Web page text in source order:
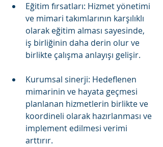
Eğitim fırsatları: Hizmet yönetimi
ve mimari takımlarının karşılıklı
olarak eğitim alması sayesinde,
iş birliğinin daha derin olur ve
birlikte çalışma anlayışı gelişir.
Kurumsal sinerji: Hedeflenen
mimarinin ve hayata geçmesi
planlanan hizmetlerin birlikte ve
koordineli olarak hazırlanması ve
implement edilmesi verimi
arttırır.